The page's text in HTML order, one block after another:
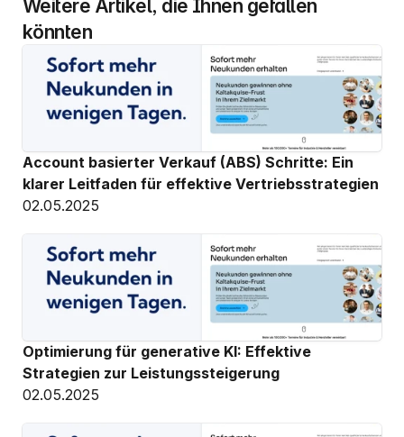
Weitere Artikel, die Ihnen gefallen
könnten
Account basierter Verkauf (ABS) Schritte: Ein
klarer Leitfaden für effektive Vertriebsstrategien
02.05.2025
Optimierung für generative KI: Effektive
Strategien zur Leistungssteigerung
02.05.2025